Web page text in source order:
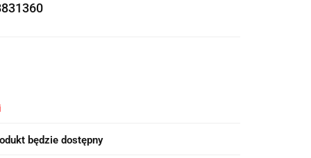
będzie dostępny